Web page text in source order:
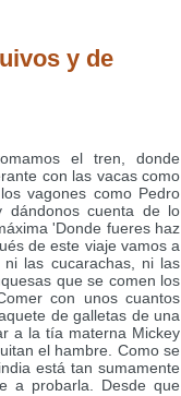
y de
el tren, donde
con las vacas como
vagones como Pedro
cuenta de lo
'Donde fueres haz
de este viaje vamos a
las cucarachas, ni las
que se comen los
con unos cuantos
de galletas de una
a la tía materna Mickey
el hambre. Como se
está tan sumamente
a probarla. Desde que